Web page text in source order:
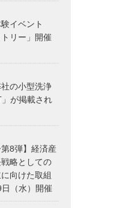
イベント
トリー」開催
の小型洗浄
が掲載され
第8弾】経済産
略としての
向けた取組
（水）開催